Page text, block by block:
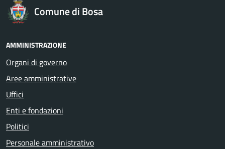
Comune di Bosa
AMMINISTRAZIONE
Organi di governo
Aree amministrative
Uffici
Enti e fondazioni
Politici
Personale amministrativo